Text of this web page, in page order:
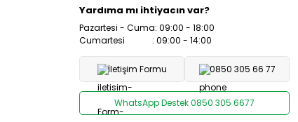
Yardıma mı ihtiyacın var?
Pazartesi - Cuma: 09:00 - 18:00
Cumartesi : 09:00 - 14:00
İletişim Formu 0850 305 66 77
WhatsApp Destek 0850 305 6677